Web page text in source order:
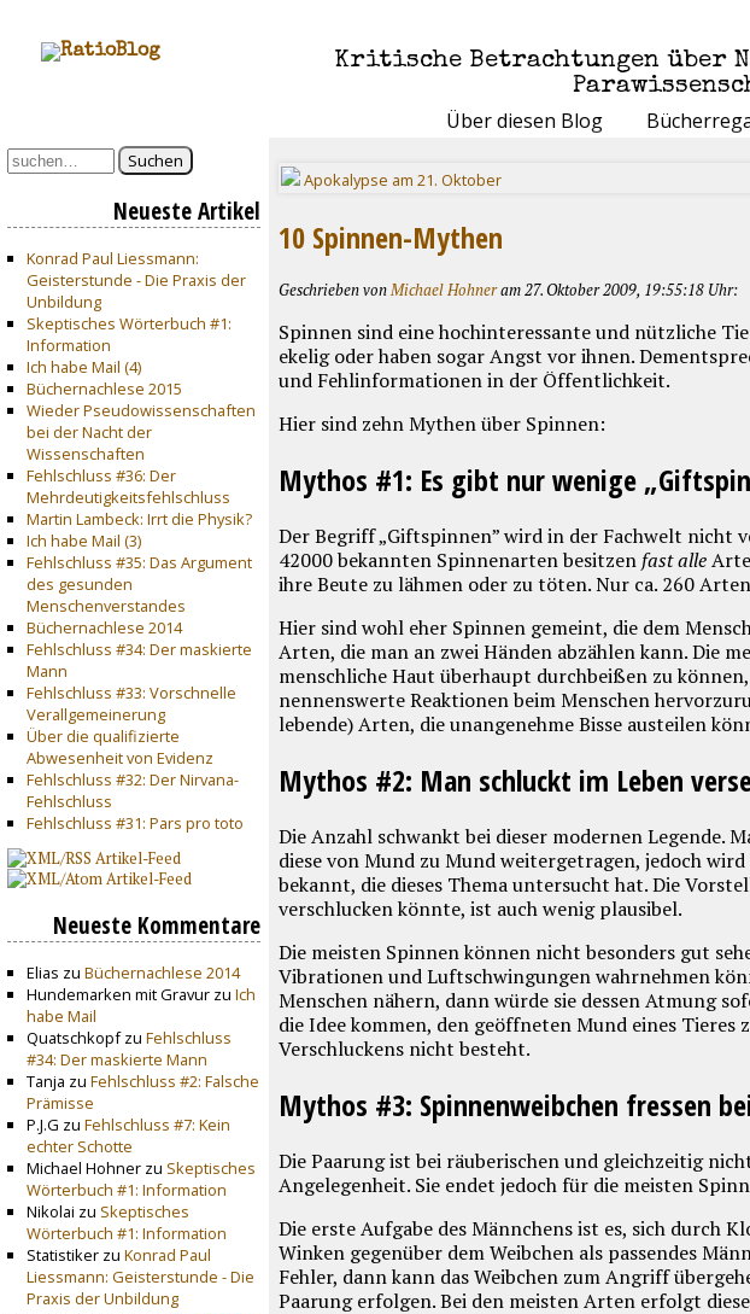
Kritische Betrachtungen über
Über diesen Blog
Suchen
Neueste Artikel
Konrad Paul Liessmann:
Geisterstunde - Die Praxis der
Unbildung
Skeptisches Wörterbuch #1:
Information
Ich habe Mail (4)
Büchernachlese 2015
Wieder Pseudowissenschaften
bei der Nacht der
Wissenschaften
Fehlschluss #36: Der
Mehrdeutigkeitsfehlschluss
Martin Lambeck: Irrt die Physik?
Ich habe Mail (3)
Fehlschluss #35: Das Argument
des gesunden
Menschenverstandes
Büchernachlese 2014
Fehlschluss #34: Der maskierte
Mann
Fehlschluss #33: Vorschnelle
Verallgemeinerung
Über die qualifizierte
Abwesenheit von Evidenz
Fehlschluss #32: Der Nirvana-
Fehlschluss
Fehlschluss #31: Pars pro toto
Neueste Kommentare
Elias zu Büchernachlese 2014
Hundemarken mit Gravur zu Ich
habe Mail
Quatschkopf zu Fehlschluss
#34: Der maskierte Mann
Tanja zu Fehlschluss #2: Falsche
Prämisse
P.J.G zu Fehlschluss #7: Kein
echter Schotte
Michael Hohner zu Skeptisches
Wörterbuch #1: Information
Nikolai zu Skeptisches
Wörterbuch #1: Information
Statistiker zu Konrad Paul
Liessmann: Geisterstunde - Die
Praxis der Unbildung
Apokalypse am 21. Oktober
10 Spinnen-Mythen
Geschrieben vonMichael Hohneram 27. Oktober 2009, 19:55:18 Uhr:
Spinnen sind eine hochinteressante und nützliche
ekelig oder haben sogar Angst vor ihnen.
und Fehlinformationen in der Öffentlichkeit.
Hier sind zehn Mythen über Spinnen:
Mythos #1: Es gibt nur wenige
Der Begriff „Giftspinnen” wird in der Fachwelt nicht
42000bekannten Spinnenarten besitzen fast alle
ihre Beute zu lähmen oder zu töten. Nur ca. 260
Hier sind wohl eher Spinnen gemeint, die dem
Arten, die man an zwei Händen abzählen kann. Die
menschliche Haut überhaupt durchbeißen zu
nennenswerte Reaktionen beim Menschen
lebende) Arten, die unangenehme Bisse austeilen
Mythos #2: Man schluckt im Leben
Die Anzahl schwankt bei dieser modernen Legende.
diese von Mund zu Mund weitergetragen, jedoch
bekannt, die dieses Thema untersucht hat. Die
verschlucken könnte, ist auch wenig plausibel.
Die meisten Spinnen können nicht besonders gut
Vibrationen und Luftschwingungen wahrnehmen
Menschen nähern, dann würde sie dessen Atmung
die Idee kommen, den geöffneten Mund eines
Verschluckens nicht besteht.
Mythos #3: Spinnenweibchen fressen
Die Paarung ist bei räuberischen und gleichzeitig
Angelegenheit. Sie endet jedoch für die meisten
Die erste Aufgabe des Männchens ist es, sich durch
Winken gegenüber dem Weibchen als passendes
Fehler, dann kann das Weibchen zum Angriff
Paarung erfolgen. Bei den meisten Arten erfolgt